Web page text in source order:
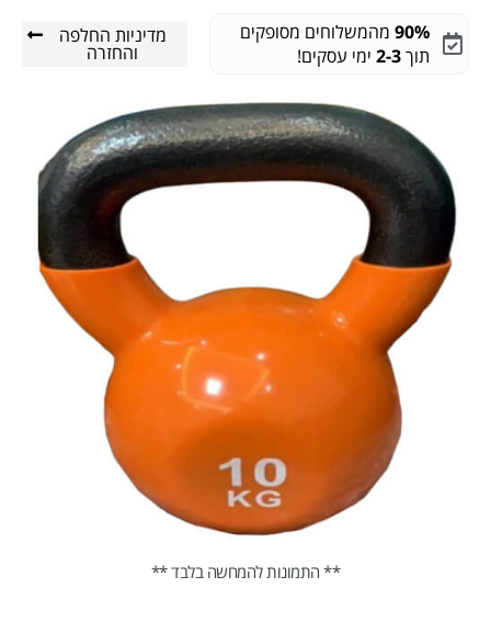
90% מהמשלוחים מסופקים
תוך2-3 ימי עסקים!
מדיניות החלפה
והחזרה
** התמונות להמחשה בלבד **